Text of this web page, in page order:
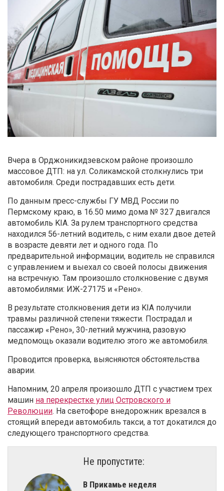
Вчера в Орджоникидзевском районе произошло
массовое ДТП: на ул. Соликамской столкнулись три
автомобиля. Среди пострадавших есть дети.
По данным пресс-службы ГУ МВД России по
Пермскому краю, в 16.50 мимо дома № 327 двигался
автомобиль KIA. За рулем транспортного средства
находился 56-летний водитель, с ним ехали двое детей
в возрасте девяти лет и одного года. По
предварительной информации, водитель не справился
с управлением и выехал со своей полосы движения
на встречную. Там произошло столкновение с двумя
автомобилями: ИЖ-27175 и «Рено».
В результате столкновения дети из KIA получили
травмы различной степени тяжести. Пострадал и
пассажир «Рено», 30-летний мужчина, разовую
медпомощь оказали водителю этого же автомобиля.
Проводится проверка, выясняются обстоятельства
аварии.
Напомним, 20 апреля произошло ДТП с участием трех
машин на перекрестке улиц Островского и
Революции. На светофоре внедорожник врезался в
стоящий впереди автомобиль такси, а тот докатился до
следующего транспортного средства.
Не пропустите:
В Прикамье неделя